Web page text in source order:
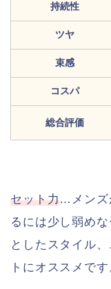
持続性
ツヤ
束感
コスパ
総合評価
セット力…メンズ
るには少し弱め
としたスタイル
トにオススメです